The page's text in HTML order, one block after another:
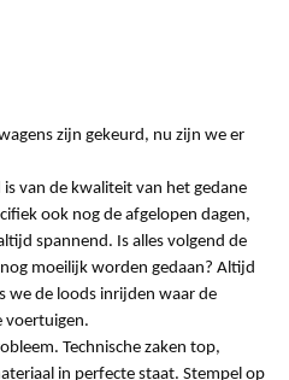
zijn gekeurd, nu zijn we er
van de kwaliteit van het gedane
ook nog de afgelopen dagen,
spannend. Is alles volgend de
moeilijk worden gedaan? Altijd
we de loods inrijden waar de
voertuigen.
Technische zaken top,
in perfecte staat. Stempel op